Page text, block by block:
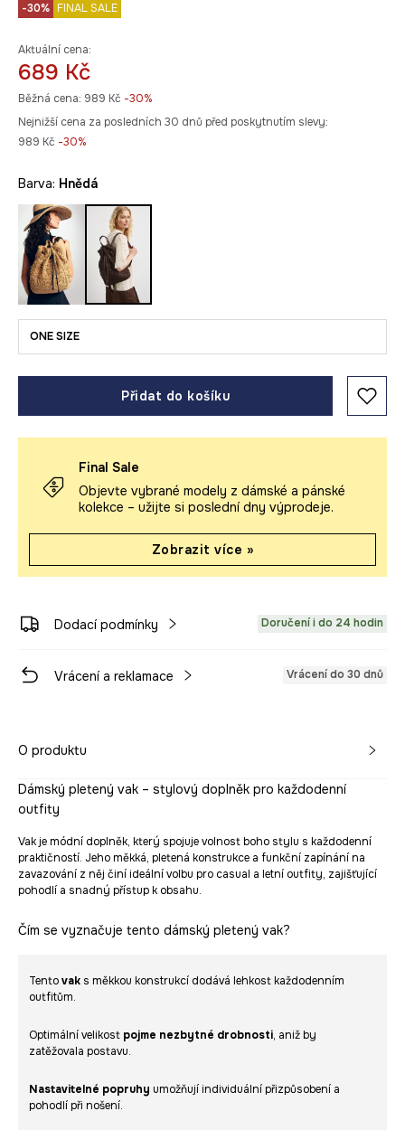
-30% FINAL SALE
Aktuální cena:
689 Kč
Běžná cena: 989 Kč -30%
Nejnižší cena za posledních 30 dnů před poskytnutím slevy:
989 Kč -30%
Barva: hnědá
ONE SIZE
Přidat do košíku
Final Sale
Objevte vybrané modely z dámské a pánské
kolekce – užijte si poslední dny výprodeje.
Zobrazit více »
Dodací podmínky Doručení i do 24 hodin
Vrácení a reklamace Vrácení do 30 dnů
O produktu
Dámský pletený vak – stylový doplněk pro každodenní
outfity
Vak je módní doplněk, který spojuje volnost boho stylu s každodenní
praktičností. Jeho měkká, pletená konstrukce a funkční zapínání na
zavazování z něj činí ideální volbu pro casual a letní outfity, zajišťující
pohodlí a snadný přístup k obsahu.
Čím se vyznačuje tento dámský pletený vak?
Tentovak s měkkou konstrukcí dodává lehkost každodenním
outfitům.
Optimální velikost pojme nezbytné drobnosti, aniž by
zatěžovala postavu.
Nastavitelné popruhy umožňují individuální přizpůsobení a
pohodlí při nošení.